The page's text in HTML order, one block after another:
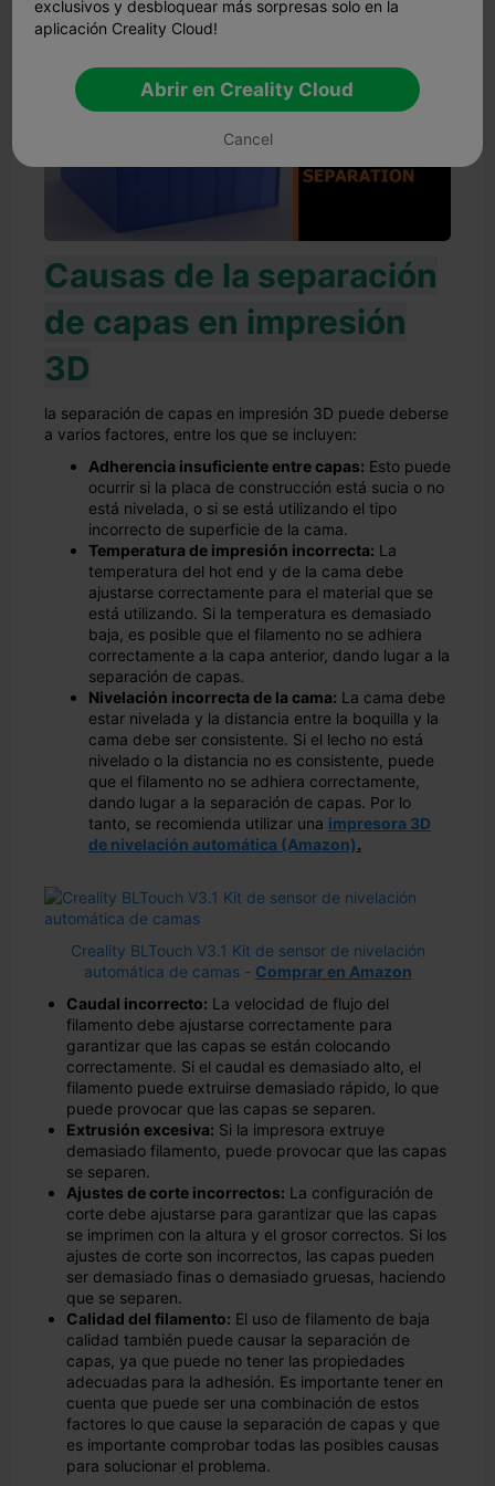
Causas de la separación
de capas en impresión
3D
la separación de capas en impresión 3D puede deberse
a varios factores, entre los que se incluyen:
Adherencia insuficiente entre capas: Esto puede
ocurrir si la placa de construcción está sucia o no
está nivelada, o si se está utilizando el tipo
incorrecto de superficie de la cama.
Temperatura de impresión incorrecta: La
temperatura del hot end y de la cama debe
ajustarse correctamente para el material que se
está utilizando. Si la temperatura es demasiado
baja, es posible que el filamento no se adhiera
correctamente a la capa anterior, dando lugar a la
separación de capas.
Nivelación incorrecta de la cama: La cama debe
estar nivelada y la distancia entre la boquilla y la
cama debe ser consistente. Si el lecho no está
nivelado o la distancia no es consistente, puede
que el filamento no se adhiera correctamente,
dando lugar a la separación de capas. Por lo
tanto, se recomienda utilizar una impresora 3D
de nivelación automática (Amazon).
Creality BLTouch V3.1 Kit de sensor de nivelación
automática de camas - Comprar en Amazon
Caudal incorrecto: La velocidad de flujo del
filamento debe ajustarse correctamente para
garantizar que las capas se están colocando
correctamente. Si el caudal es demasiado alto, el
filamento puede extruirse demasiado rápido, lo que
puede provocar que las capas se separen.
Extrusión excesiva: Si la impresora extruye
demasiado filamento, puede provocar que las capas
se separen.
Ajustes de corte incorrectos: La configuración de
corte debe ajustarse para garantizar que las capas
se imprimen con la altura y el grosor correctos. Si los
ajustes de corte son incorrectos, las capas pueden
ser demasiado finas o demasiado gruesas, haciendo
que se separen.
Calidad del filamento: El uso de filamento de baja
calidad también puede causar la separación de
capas, ya que puede no tener las propiedades
adecuadas para la adhesión. Es importante tener en
cuenta que puede ser una combinación de estos
factores lo que cause la separación de capas y que
es importante comprobar todas las posibles causas
para solucionar el problema.
exclusivos y desbloquear más sorpresas solo en la
aplicación Creality Cloud!
Abrir en Creality Cloud
Cancel